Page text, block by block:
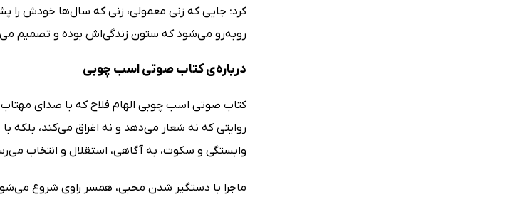
کرد؛ جایی که زنی معمولی، زنی که سال‌ها خودش را
روبه‌رو می‌شود که ستون زندگی‌اش بوده و تصمیم
درباره‌ی کتاب صوتی اسب چوبی
کتاب صوتی اسب چوبی الهام فلاح که با صدای
روایتی که نه شعار می‌دهد و نه اغراق می‌کند، بلکه
وابستگی و سکوت، به آگاهی، استقلال و انتخاب
ماجرا با دستگیر شدن محبی، همسر راوی شروع